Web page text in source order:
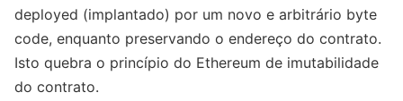
deployed (implantado) por um novo e arbitrário byte
code, enquanto preservando o endereço do contrato.
Isto quebra o princípio do Ethereum de imutabilidade
do contrato.